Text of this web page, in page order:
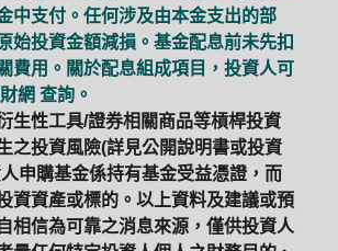
中支付。任何涉及由本金支出的部
始投資金額減損。基金配息前未先扣
費用。關於配息組成項目，投資人可
網 查詢。
生性工具/證券相關商品等槓桿投資
之投資風險(詳見公開說明書或投資
申購基金係持有基金受益憑證，而
資資產或標的。以上資料及建議或預
相信為可靠之消息來源，僅供投資人